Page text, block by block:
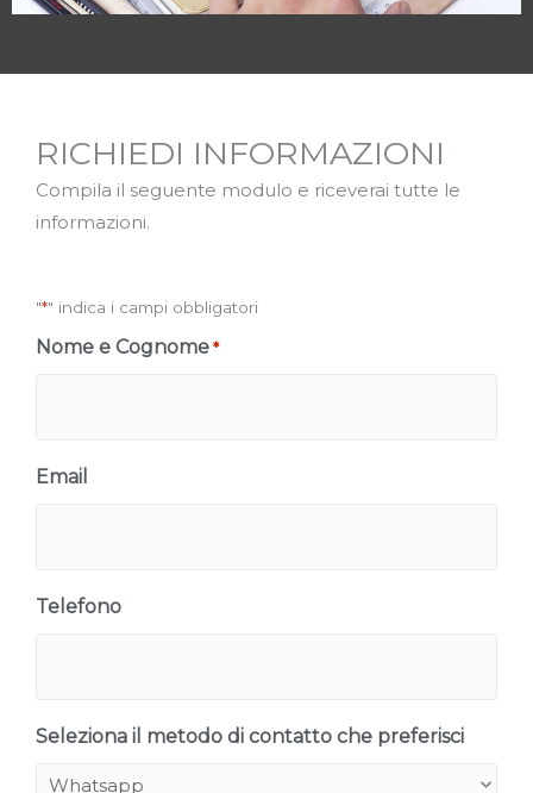
RICHIEDI INFORMAZIONI
Compila il seguente modulo e riceverai tutte le
informazioni.
"*" indica i campi obbligatori
Nome e Cognome *
Email
Telefono
Seleziona il metodo di contatto che preferisci